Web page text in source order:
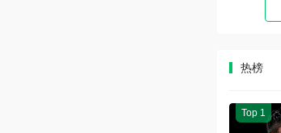
热榜
Top 1